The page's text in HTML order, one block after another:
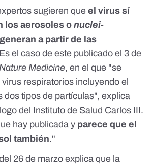
sugieren que el virus sí
los aerosoles o nuclei-
a partir de las
el caso de este publicado el 3 de
Nature Medicine, en el que "se
respiratorios incluyendo el
dos tipos de partículas", explica
del Instituto de Salud Carlos III.
hay publicada y parece que el
también."
26 de marzo explica que la